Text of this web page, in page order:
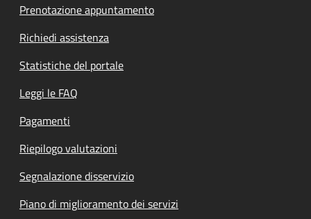
Prenotazione appuntamento
Richiedi assistenza
Statistiche del portale
Leggi le FAQ
Pagamenti
Riepilogo valutazioni
Segnalazione disservizio
Piano di miglioramento dei servizi